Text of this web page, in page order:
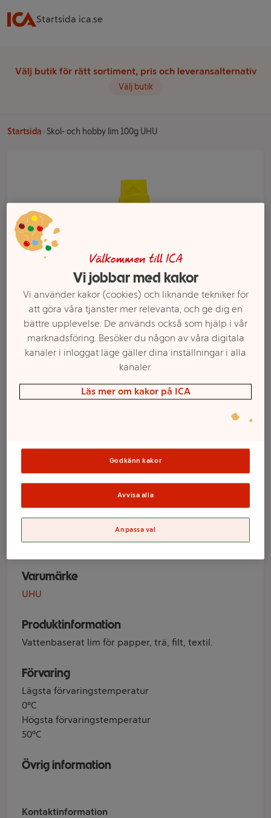
Startsida ica.se
Välj butik för rätt sortiment, pris och leveransalternativ
Välj butik
Startsida Skol- och hobby lim 100g UHU
Skol- och hobby
lim 100g UHU
Varumärke
UHU
Produktinformation
Vattenbaserat lim för papper, trä, filt, textil.
Förvaring
Lägsta förvaringstemperatur
0°C
Högsta förvaringstemperatur
50°C
Övrig information
Kontaktinformation
Välkommen till ICA
Vi jobbar med kakor
Vi använder kakor (cookies) och liknande tekniker för
att göra våra tjänster mer relevanta, och ge dig en
bättre upplevelse. De används också som hjälp i vår
marknadsföring. Besöker du någon av våra digitala
kanaler i inloggat läge gäller dina inställningar i alla
kanaler.
Läs mer om kakor på ICA
Godkänn kakor
Avvisa alla
Anpassa val